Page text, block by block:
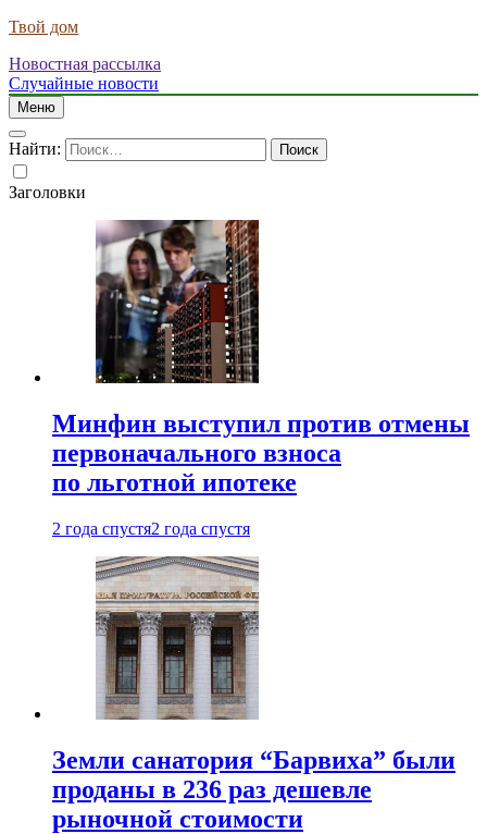
Твой дом
Новостная рассылка
Случайные новости
Меню
Найти:
Заголовки
Минфин выступил против отмены
первоначального взноса
по льготной ипотеке
2 года спустя2 года спустя
Земли санатория “Барвиха” были
проданы в 236 раз дешевле
рыночной стоимости